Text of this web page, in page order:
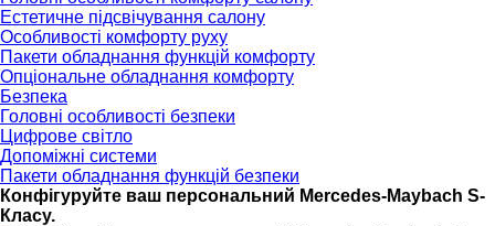
Естетичне підсвічування салону
Особливості комфорту руху
Пакети обладнання функцій комфорту
Опціональне обладнання комфорту
Безпека
Головні особливості безпеки
Цифрове світло
Допоміжні системи
Пакети обладнання функцій безпеки
Конфігуруйте ваш персональний Mercedes-Maybach S-
Класу.